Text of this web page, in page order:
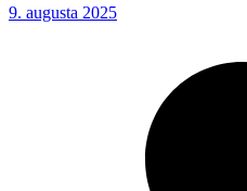
9. augusta 2025